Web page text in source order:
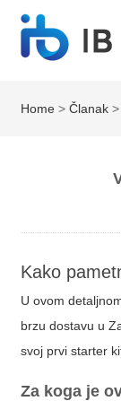
Home >Članak >
Kako
U ovom
brzu dostavu u
svoj prvi starter
Za koga je